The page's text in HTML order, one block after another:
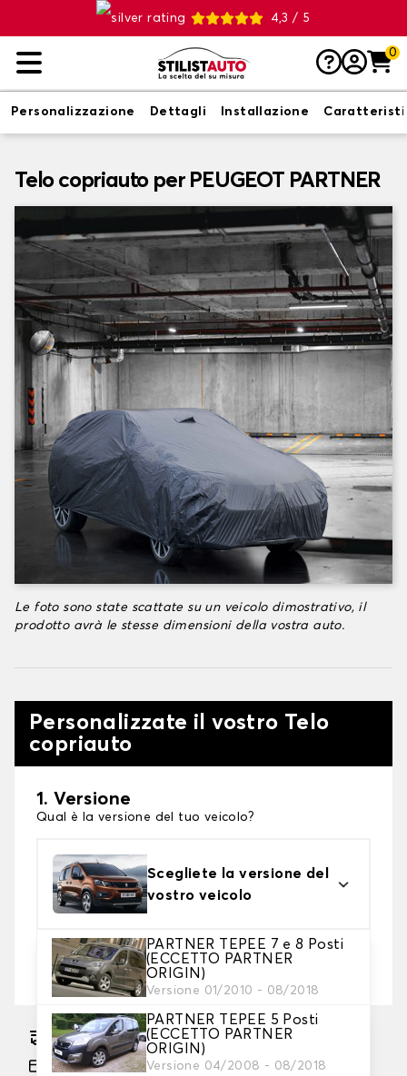
4,3 / 5
0
Personalizzazione Dettagli Installazione
Telo copriauto per PEUGEOT PARTNER
Le foto sono state scattate su un veicolo dimostrativo, il
prodotto avrà le stesse dimensioni della vostra auto.
Personalizzate il vostro Telo
copriauto
1. Versione
Qual è la versione del tuo veicolo?
Scegliete la versione del
vostro veicolo
PARTNER TEPEE 7 e 8 Posti
(ECCETTO PARTNER
ORIGIN)
Versione 01/2010 - 08/2018
PARTNER TEPEE 5 Posti
(ECCETTO PARTNER
ORIGIN)
Versione 04/2008 - 08/2018
2. Livello di protezione
Scegli il telo protettivo adatto alle tue esigenze
Consegna gratuita stimata su 14/08/2026
Pagamento in 3x gratuito, a partire da 60 euro